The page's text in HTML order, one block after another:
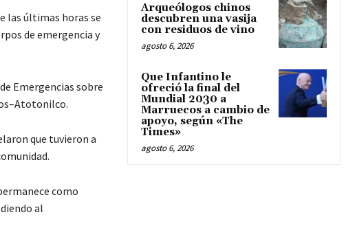
las últimas horas se
de emergencia y
Emergencias sobre
que tuvieron a
como
al
Arqueólogos chinos
descubren una vasija
con residuos de vino
agosto 6, 2026
Que Infantino le
ofreció la final del
Mundial 2030 a
Marruecos a cambio de
apoyo, según «The
Times»
agosto 6, 2026